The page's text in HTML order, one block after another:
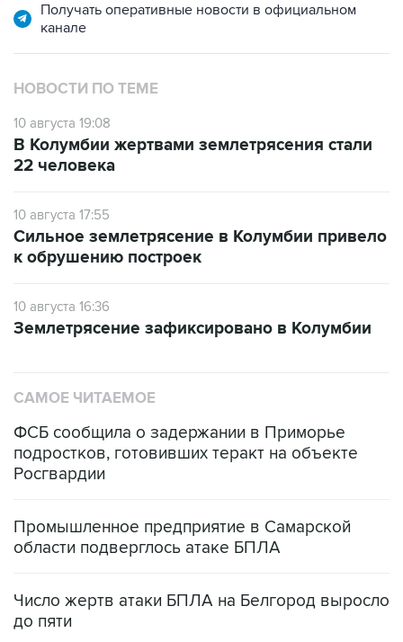
Получать оперативные новости в официальном
канале
НОВОСТИ ПО ТЕМЕ
10 августа 19:08
В Колумбии жертвами землетрясения стали
22 человека
10 августа 17:55
Сильное землетрясение в Колумбии привело
к обрушению построек
10 августа 16:36
Землетрясение зафиксировано в Колумбии
САМОЕ ЧИТАЕМОЕ
ФСБ сообщила о задержании в Приморье
подростков, готовивших теракт на объекте
Росгвардии
Промышленное предприятие в Самарской
области подверглось атаке БПЛА
Число жертв атаки БПЛА на Белгород выросло
до пяти